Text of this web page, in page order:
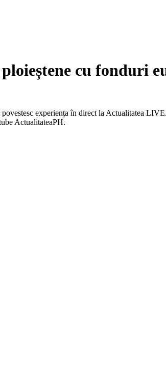
cu fonduri
experiența în direct la Actualitatea
ActualitateaPH.